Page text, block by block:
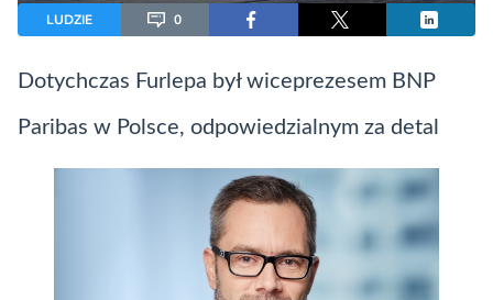
LUDZIE 0
Dotychczas Furlepa był wiceprezesem BNP
Paribas w Polsce, odpowiedzialnym za detal